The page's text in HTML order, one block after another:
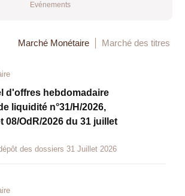
Evénements
Marché Monétaire Marché des titres
d'offres hebdomadaire
liquidité n°31/H/2026,
08/OdR/2026 du 31 juillet
des dossiers 31 Juillet 2026